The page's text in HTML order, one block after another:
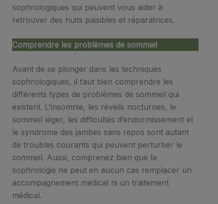
sophrologiques qui peuvent vous aider à
retrouver des nuits paisibles et réparatrices.
Comprendre les problèmes de sommeil
Avant de se plonger dans les techniques
sophrologiques, il faut bien comprendre les
différents types de problèmes de sommeil qui
existent. L’insomnie, les réveils nocturnes, le
sommeil léger, les difficultés d’endormissement et
le syndrome des jambes sans repos sont autant
de troubles courants qui peuvent perturber le
sommeil. Aussi, comprenez bien que la
sophrologie ne peut en aucun cas remplacer un
accompagnement médical ni un traitement
médical.